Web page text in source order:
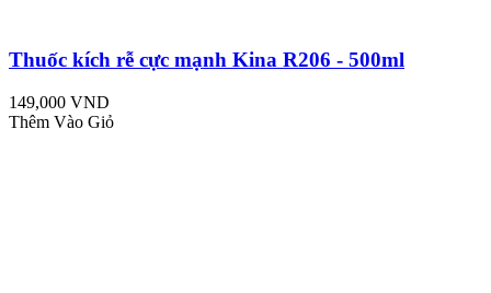
Thuốc kích rễ cực mạnh Kina R206 - 500ml
149,000 VND
Thêm Vào Giỏ